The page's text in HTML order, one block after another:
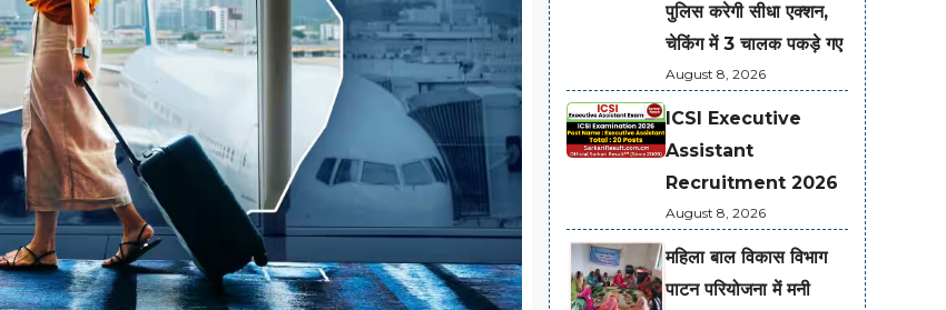
पुलिस करेगी सीधा एक्शन,
चेकिंग में 3 चालक पकड़े गए
August 8, 2026
ICSI Executive
Assistant
Recruitment 2026
August 8, 2026
महिला बाल विकास विभाग
पाटन परियोजना में मनी